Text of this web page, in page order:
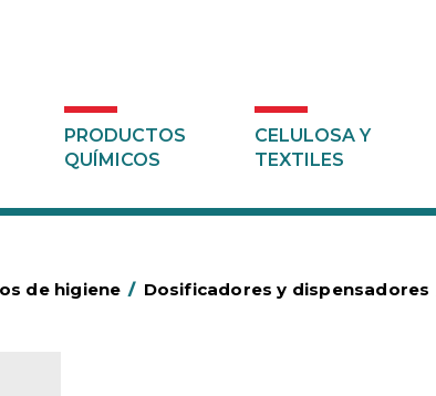
PRODUCTOS
QUÍMICOS
CELULOSA Y
TEXTILES
de higiene / Dosificadores y dispensadores